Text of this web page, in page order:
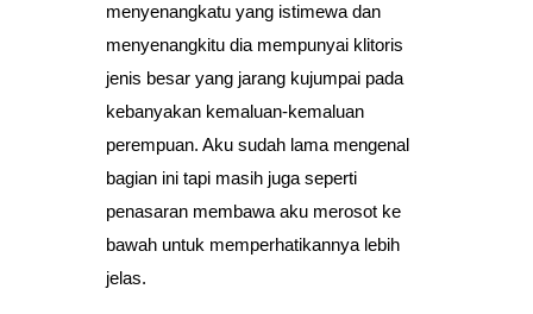
menyenangkatu yang istimewa dan
menyenangkitu dia mempunyai klitoris
jenis besar yang jarang kujumpai pada
kebanyakan kemaluan-kemaluan
perempuan. Aku sudah lama mengenal
bagian ini tapi masih juga seperti
penasaran membawa aku merosot ke
bawah untuk memperhatikannya lebih
jelas.